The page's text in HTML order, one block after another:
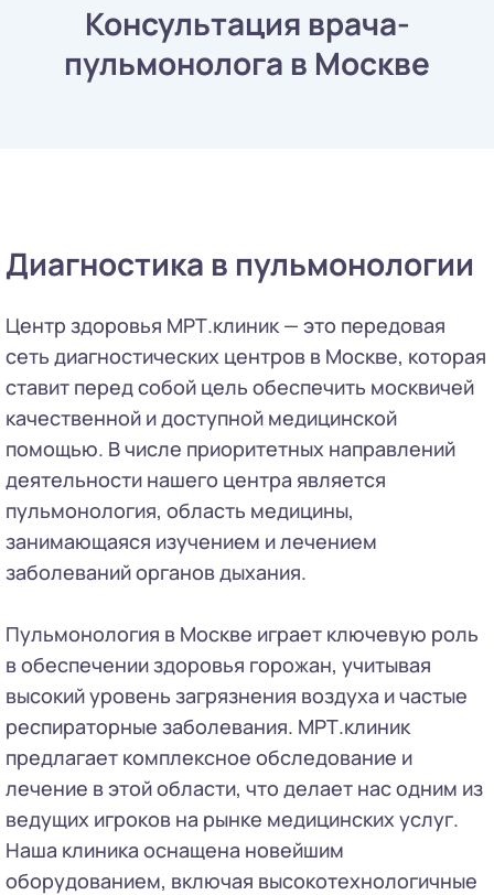
Консультация врача-
пульмонолога в Москве
Диагностика в пульмонологии
Центр здоровья МРТ.клиник — это передовая
сеть диагностических центров в Москве, которая
ставит перед собой цель обеспечить москвичей
качественной и доступной медицинской
помощью. В числе приоритетных направлений
деятельности нашего центра является
пульмонология, область медицины,
занимающаяся изучением и лечением
заболеваний органов дыхания.
Пульмонология в Москве играет ключевую роль
в обеспечении здоровья горожан, учитывая
высокий уровень загрязнения воздуха и частые
респираторные заболевания. МРТ.клиник
предлагает комплексное обследование и
лечение в этой области, что делает нас одним из
ведущих игроков на рынке медицинских услуг.
Наша клиника оснащена новейшим
оборудованием, включая высокотехнологичные